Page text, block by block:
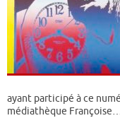
ayant participé à ce
médiathèque Françoise…